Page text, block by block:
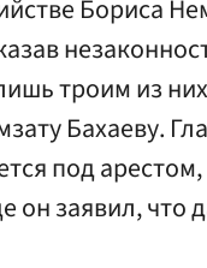
Бориса
троим из
Бахаеву.
под
он заявил,